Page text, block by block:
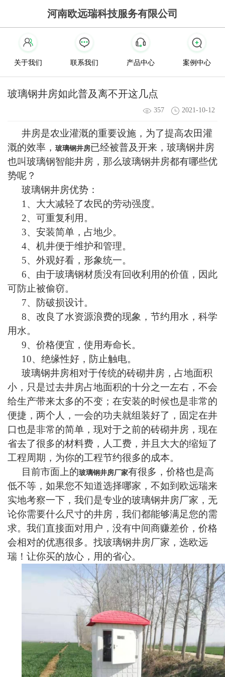
河南欧远瑞科技服务有限公司
关于我们 联系我们 产品中心 案例中心
玻璃钢井房如此普及离不开这几点
357 2021-10-12
井房是农业灌溉的重要设施，为了提高农田灌
溉的效率， 玻璃钢井房已经被普及开来，玻璃钢井房
也叫玻璃钢智能井房，那么玻璃钢井房都有哪些优
势呢？
玻璃钢井房优势：
1、大大减轻了农民的劳动强度。
2、可重复利用。
3、安装简单，占地少。
4、机井便于维护和管理。
5、外观好看，形象统一。
6、由于玻璃钢材质没有回收利用的价值，因此
可防止被偷窃。
7、防破损设计。
8、改良了水资源浪费的现象，节约用水，科学
用水。
9、价格便宜，使用寿命长。
10、绝缘性好，防止触电。
玻璃钢井房相对于传统的砖砌井房，占地面积
小，只是过去井房占地面积的十分之一左右，不会
给生产带来太多的不变；在安装的时候也是非常的
便捷，两个人，一会的功夫就组装好了，固定在井
口也是非常的简单，现对于之前的砖砌井房，现在
省去了很多的材料费，人工费，并且大大的缩短了
工程周期，为你的工程节约很多的成本。
目前市面上的玻璃钢井房厂家有很多，价格也是高
低不等，如果您不知道选择哪家，不如到欧远瑞来
实地考察一下，我们是专业的玻璃钢井房厂家，无
论你需要什么尺寸的井房，我们都能够满足您的需
求。我们直接面对用户，没有中间商赚差价，价格
会相对的优惠很多。找玻璃钢井房厂家，选欧远
瑞！让你买的放心，用的省心。